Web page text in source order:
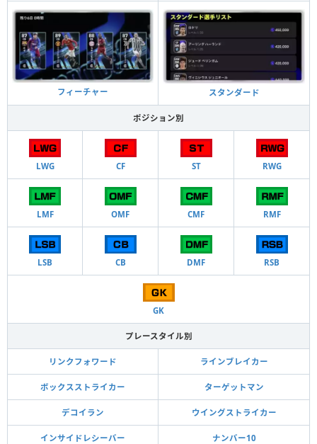
フィーチャー スタンダード
ポジション別
LWG CF ST RWG
LMF OMF CMF RMF
LSB CB DMF RSB
GK
プレースタイル別
リンクフォワード ラインブレイカー
ボックスストライカー ターゲットマン
デコイラン ウイングストライカー
インサイドレシーバー ナンバー10